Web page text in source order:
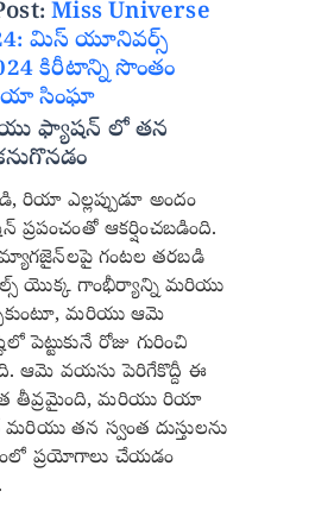
Miss Universe
మిస్ యూనివర్స్
కిరీటాన్ని సొంతం
రియా సింఘా
ఫ్యాషన్ లో తన
రియా ఎల్లప్పుడూ అందం
ఆకర్షించబడింది.
గంటల తరబడి
యొక్క గాంభీర్యాన్ని మరియు
మరియు ఆమె
పెట్టుకునే రోజు గురించి
ఆమె వయసు పెరిగేకొద్దీ ఈ
తీవ్రమైంది, మరియు రియా
మరియు తన స్వంత దుస్తులను
ప్రయోగాలు చేయడం